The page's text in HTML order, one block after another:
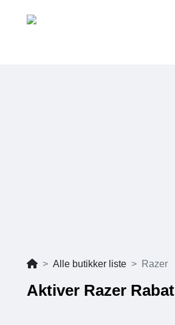
Alle butikker liste Razer
Aktiver Razer